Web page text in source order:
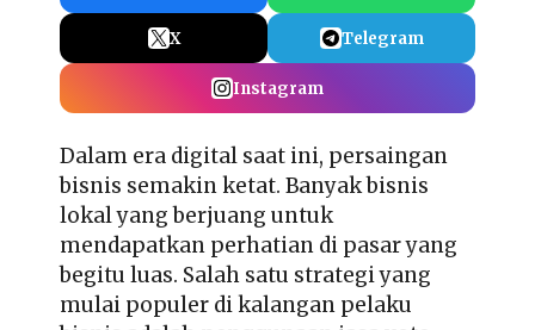
X Telegram
Instagram
Dalam era digital saat ini, persaingan
bisnis semakin ketat. Banyak bisnis
lokal yang berjuang untuk
mendapatkan perhatian di pasar yang
begitu luas. Salah satu strategi yang
mulai populer di kalangan pelaku